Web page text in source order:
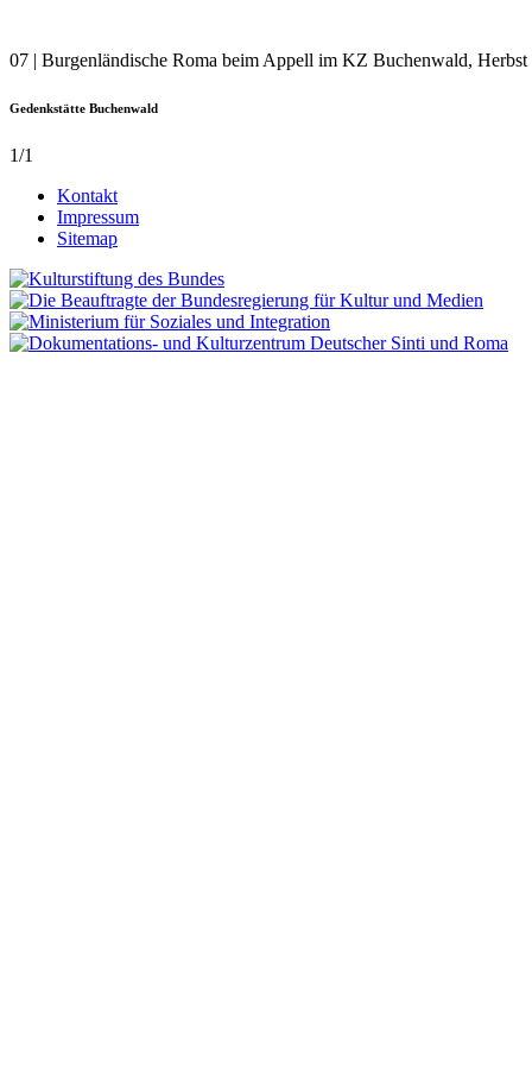
07 | Burgenländische Roma beim Appell im KZ Buchenwald, Herbst
Gedenkstätte Buchenwald
1/1
Kontakt
Impressum
Sitemap